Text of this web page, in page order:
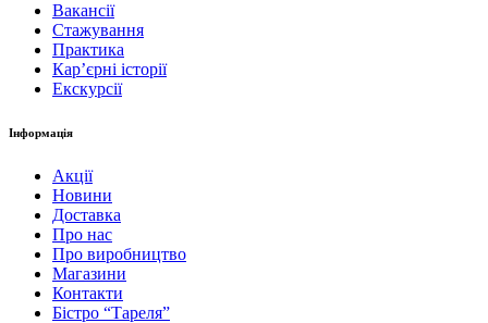
Вакансії
Стажування
Практика
Карʼєрні історії
Екскурсії
Інформація
Акції
Новини
Доставка
Про нас
Про виробництво
Магазини
Контакти
Бістро “Тареля”